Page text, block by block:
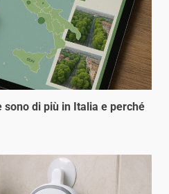
di più in Italia e perché